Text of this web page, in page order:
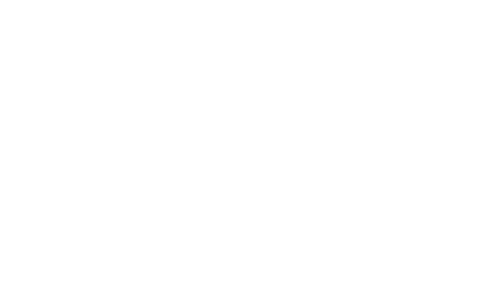
amies. À chacune son ou ses sites. Vous en
en mettant votre travail en commun, la collecte sera
sociaux. Si vous les utilisez à bon escient, vous savez à
certains de ces réseaux, des groupes de
affaires.
internautes. Toutes ces recherches, mises en